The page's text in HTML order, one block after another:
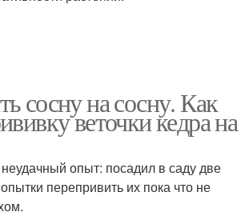
сосну на сосну. Как
веточки кедра на
опыт: посадил в саду две
перепривить их пока что не